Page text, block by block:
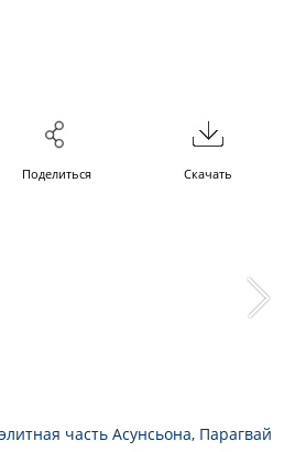
Поделиться Скачать
часть Асунсьона, Парагвай